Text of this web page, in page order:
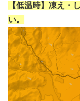
【低温時】凍え・
い。